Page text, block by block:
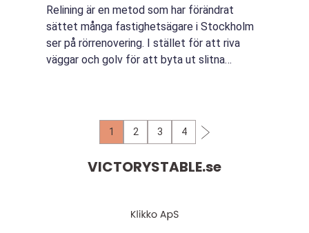
Relining är en metod som har förändrat
sättet många fastighetsägare i Stockholm
ser på rörrenovering. I stället för att riva
väggar och golv för att byta ut slitna
1 2 3 4
VICTORYSTABLE.se